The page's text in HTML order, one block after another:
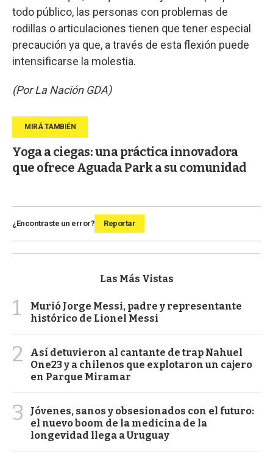
todo público, las personas con problemas de
rodillas o articulaciones tienen que tener especial
precaución ya que, a través de esta flexión puede
intensificarse la molestia.
(Por La Nación GDA)
Yoga a ciegas: una práctica innovadora
que ofrece Aguada Park a su comunidad
¿Encontraste un error? Reportar
Las Más Vistas
1
Murió Jorge Messi, padre y representante
histórico de Lionel Messi
2
Así detuvieron al cantante de trap Nahuel
One23 y a chilenos que explotaron un cajero
en Parque Miramar
3
Jóvenes, sanos y obsesionados con el futuro:
el nuevo boom de la medicina de la
longevidad llega a Uruguay